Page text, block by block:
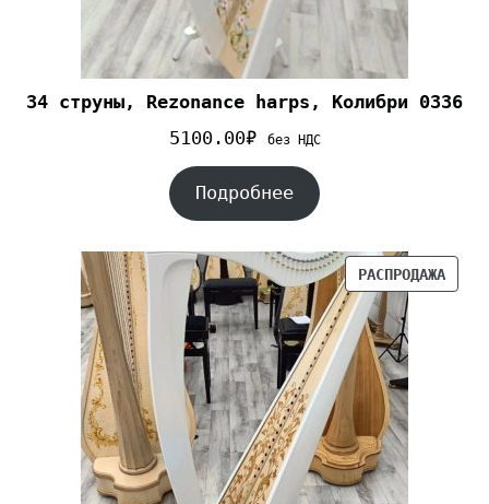
34 струны, Rezonance harps, Колибри 0336
5100.00₽ без НДС
Подробнее
РАСПРОДАЖА